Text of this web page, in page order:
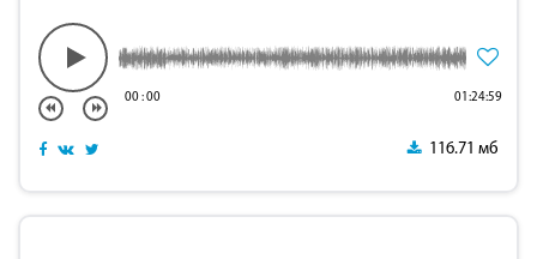
00:00 01:24:59
116.71 мб